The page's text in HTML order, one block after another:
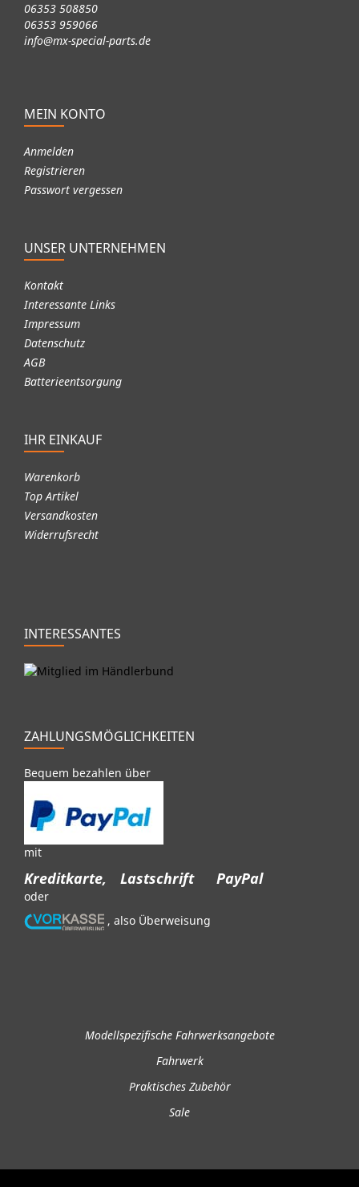
06353 508850
06353 959066
info@mx-special-parts.de
MEIN KONTO
Anmelden
Registrieren
Passwort vergessen
UNSER UNTERNEHMEN
Kontakt
Interessante Links
Impressum
Datenschutz
AGB
Batterieentsorgung
IHR EINKAUF
Warenkorb
Top Artikel
Versandkosten
Widerrufsrecht
INTERESSANTES
ZAHLUNGSMÖGLICHKEITEN
Bequem bezahlen über
mit
Kreditkarte, Lastschrift PayPal
oder
, also Überweisung
Modellspezifische Fahrwerksangebote
Fahrwerk
Praktisches Zubehör
Sale